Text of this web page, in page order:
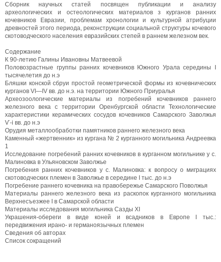
Сборник научных статей посвящен публикации и анализу
археологических и остеологических материалов з курганов ранних
кочевников Евразии, проблемам хронологии и культурной атрибуции
древностей этого периода, реконструкции социальной структуры кочевого
скотоводческого населения евразийских степей в раннем железном век.
Содержание
К 90-летию Галины Ивановны Матвеевой
Половозрастные группы ранних кочевников Южного Урала середины I
тысячелетия до н.э
Бляшки конской сбруи простой геометрической формы из кочевнических
курганов VI—IV вв. до н.э. на территории Южного Приуралья
Археозоологические материалы из погребений кочевников раннего
железного века с территории Оренбургской области Технологические
характеристики керамических сосудов кочевников Самарского Заволжья
Ѵ-і вв. до н.э
Орудия металлообработки памятников раннего железного века
Каменный «жертвенник» из кургана № 2 курганного могильника Андреевка
1
Исследование погребений ранних кочевников в курганном могильнике у с.
Малиновка в Ульяновском Заволжье
Погребения ранних кочевников у с. Малиновка: к вопросу о миграциях
скотоводческих племен в Заволжье в середине I тыс. до н.э
Погребение раннего кочевника на правобережье Самарского Поволжья
Материалы раннего железного века из раскопок курганного могильника
Верхнесъезжее I в Самарской области
Материалы исследования могильника Сазды XI
Украшения-обереги в виде коней и всадников в Европе I тыс.:
передвижения ирано- и германоязычных племен
Сведения об авторах
Список сокращений